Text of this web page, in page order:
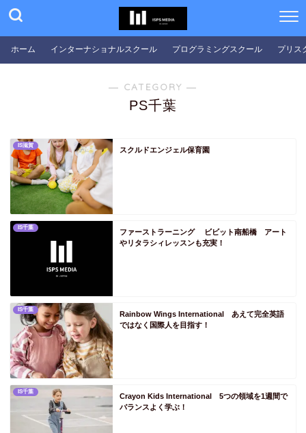
PS埼玉
PS千葉
PS東京
PS富山
PS石川
PS福井
PS山梨
PS岐阜
PS三重
PS関西
PS滋賀
PS京都
PS大阪
PS兵庫
ホーム インターナショナルスクール プログラミングスクール プリス
― CATEGORY ―
PS千葉
IS滋賀
スクルドエンジェル保育園
IS千葉
ファーストラーニング ビビット南船橋 アート
やリタラシィレッスンも充実！
IS千葉
Rainbow Wings International あえて完全英語
ではなく国際人を目指す！
IS千葉
Crayon Kids International 5つの領域を1週間で
バランスよく学ぶ！